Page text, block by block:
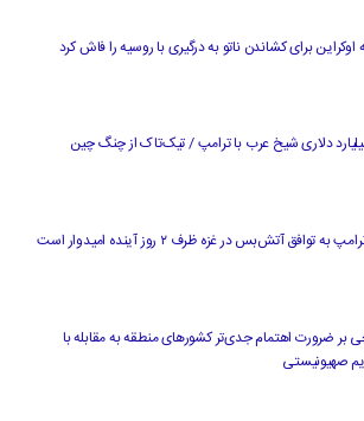
برای کشاندن ناتو به درگیری با روسیه را فاش کرد
۱۴ میلیارد دلاری شیخ عرب با ترامپ / تیک‌تاک از چنگ چین
توافق آتش‌بس در غزه ظرف ۲ روز آینده امیدوار است
بر ضرورت اهتمام جدی‌تر کشورهای منطقه به مقابله با
صهیونیستی